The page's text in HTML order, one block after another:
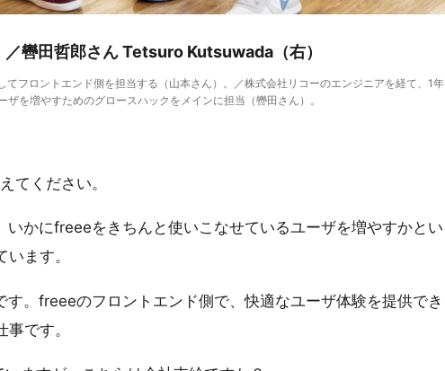
轡田哲郎さん Tetsuro Kutsuwada（右）
フロントエンド側を担当する（山本さん）。／株式会社リコーのエンジニアを経て、1年
を増やすためのグロースハックをメインに担当（轡田さん）。
てください。
かにfreeeをきちんと使いこなせているユーザを増やすかとい
ます。
。freeeのフロントエンド側で、快適なユーザ体験を提供でき
です。